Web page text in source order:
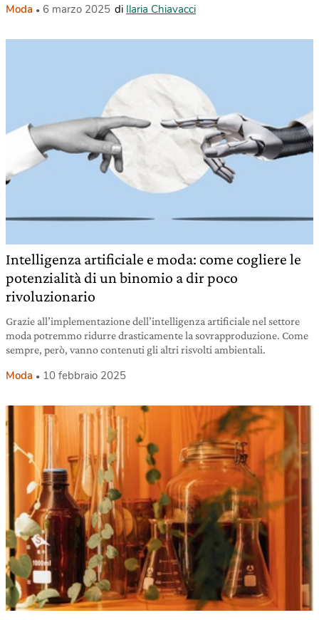
Moda 6 marzo 2025 di Ilaria Chiavacci
Intelligenza artificiale e moda: come cogliere le
potenzialità di un binomio a dir poco
rivoluzionario
Grazie all’implementazione dell’intelligenza artificiale nel settore
moda potremmo ridurre drasticamente la sovrapproduzione. Come
sempre, però, vanno contenuti gli altri risvolti ambientali.
Moda 10 febbraio 2025